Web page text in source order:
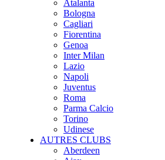
Atalanta
Bologna
Cagliari
Fiorentina
Genoa
Inter Milan
Lazio
Napoli
Juventus
Roma
Parma Calcio
Torino
Udinese
AUTRES CLUBS
Aberdeen